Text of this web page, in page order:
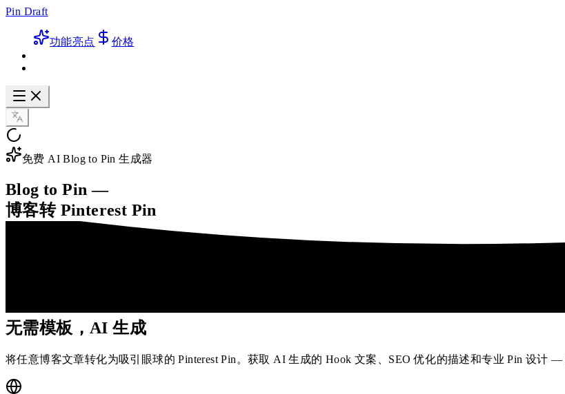
Pin Draft
功能亮点 价格
免费 AI Blog to Pin 生成器
Blog to Pin —
博客转 Pinterest Pin
无需模板，AI 生成
将任意博客文章转化为吸引眼球的 Pinterest Pin。获取 AI 生成的 Hook 文案、SEO 优化的描述和专业 Pin 设计 —